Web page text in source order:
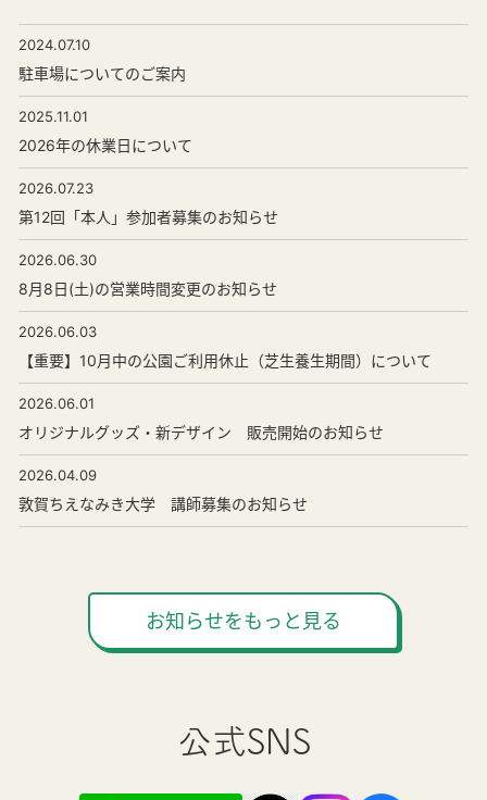
2024.07.10
駐車場についてのご案内
2025.11.01
2026年の休業日について
2026.07.23
第12回「本人」参加者募集のお知らせ
2026.06.30
8月8日(土)の営業時間変更のお知らせ
2026.06.03
【重要】10月中の公園ご利用休止（芝生養生期間）について
2026.06.01
オリジナルグッズ・新デザイン 販売開始のお知らせ
2026.04.09
敦賀ちえなみき大学 講師募集のお知らせ
お知らせをもっと見る
公式SNS